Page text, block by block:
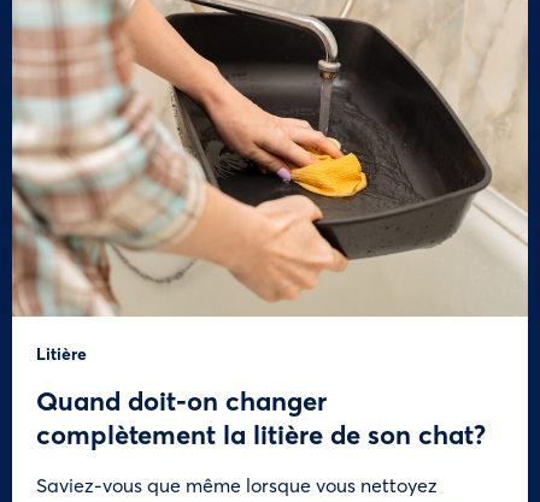
Litière
Quand doit-on changer
complètement la litière de son chat?
Saviez-vous que même lorsque vous nettoyez